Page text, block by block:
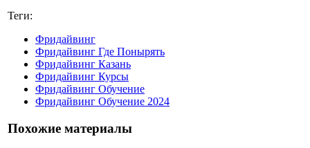
Теги:
Фридайвинг
Фридайвинг Где Понырять
Фридайвинг Казань
Фридайвинг Курсы
Фридайвинг Обучение
Фридайвинг Обучение 2024
Похожие материалы